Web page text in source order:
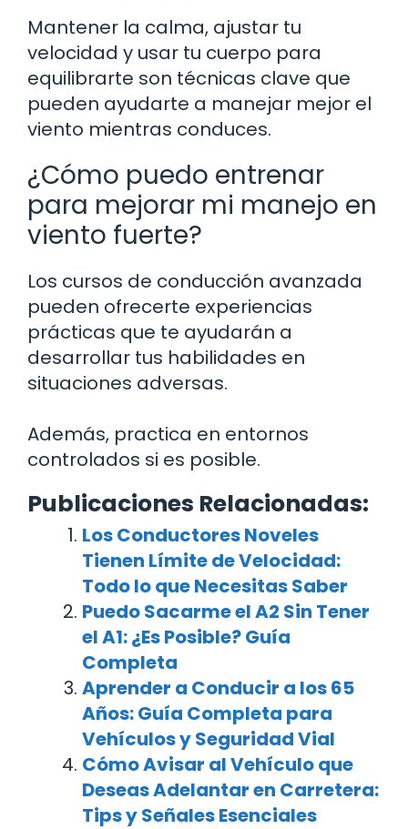
Mantener la calma, ajustar tu
velocidad y usar tu cuerpo para
equilibrarte son técnicas clave que
pueden ayudarte a manejar mejor el
viento mientras conduces.
¿Cómo puedo entrenar
para mejorar mi manejo en
viento fuerte?
Los cursos de conducción avanzada
pueden ofrecerte experiencias
prácticas que te ayudarán a
desarrollar tus habilidades en
situaciones adversas.
Además, practica en entornos
controlados si es posible.
Publicaciones Relacionadas:
Los Conductores Noveles
Tienen Límite de Velocidad:
Todo lo que Necesitas Saber
Puedo Sacarme el A2 Sin Tener
el A1: ¿Es Posible? Guía
Completa
Aprender a Conducir a los 65
Años: Guía Completa para
Vehículos y Seguridad Vial
Cómo Avisar al Vehículo que
Deseas Adelantar en Carretera:
Tips y Señales Esenciales